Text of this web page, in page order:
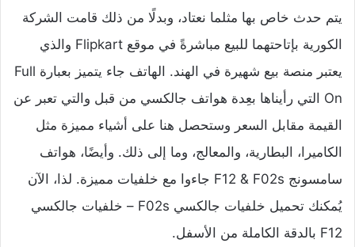
يتم حدث خاص بها مثلما نعتاد، وبدلًا من ذلك قامت الشركة
الكورية بإتاحتهما للبيع مباشرةً في موقع Flipkart والذي
يعتبر منصة بيع شهيرة في الهند. الهاتف جاء يتميز بعبارة Full
On التي رأيناها بعِدة هواتف جالكسي من قبل والتي تعبر عن
القيمة مقابل السعر وستحصل هنا على أشياء مميزة مثل
الكاميرا، البطارية، والمعالج، وما إلى ذلك. وأيضًا، هواتف
سامسونج F12 & F02s جاءوا مع خلفيات مميزة. لذا، الآن
يُمكنك تحميل خلفيات جالكسي F02s – خلفيات جالكسي
F12 بالدقة الكاملة من الأسفل.